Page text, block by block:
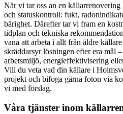
När vi tar oss an en
och statuskontroll: fukt,
bärighet. Därefter tar vi fram en
tidplan och tekniska
vana att arbeta i allt från äldre
skräddarsyr lösningen efter era mål
arbetsmiljö, energieffektivisering
Vill du veta vad din källare i
projekt och bifoga gärna foton via
vi med förslag.
Våra tjänster inom